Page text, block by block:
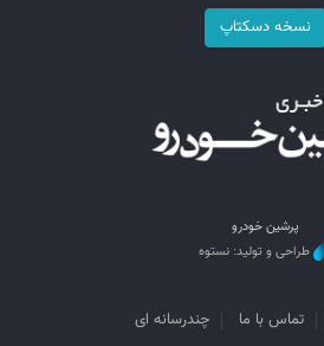
نسخه دسکتاپ
پرشین خودرو
طراحی و تولید: نستوه
تماس با ما چندرسانه ای